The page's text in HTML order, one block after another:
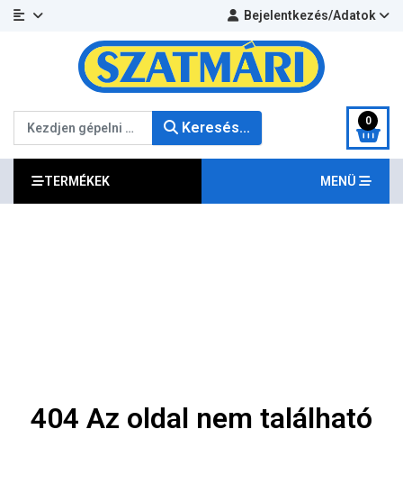
Bejelentkezés/Adatok
Keresés... 0
TERMÉKEK MENÜ
404 Az oldal nem található